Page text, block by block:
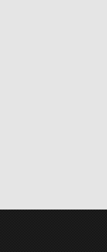
Používanie
Identifikácia
Účely spracovania,